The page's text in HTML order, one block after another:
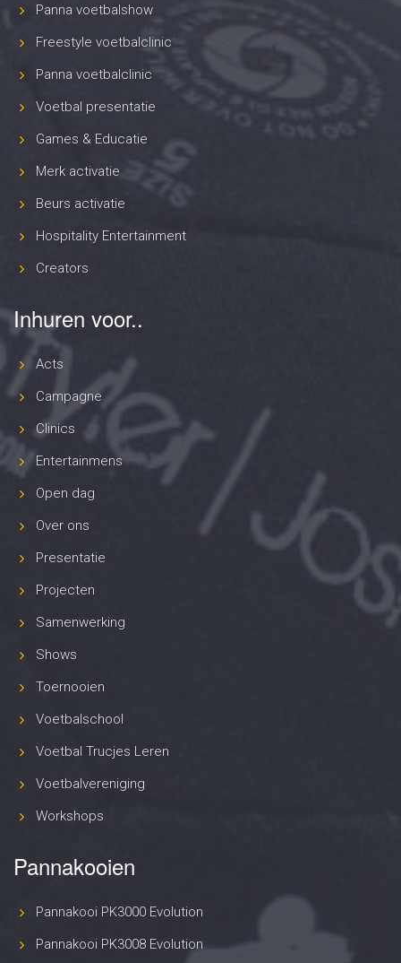
Panna voetbalshow
Freestyle voetbalclinic
Panna voetbalclinic
Voetbal presentatie
Games & Educatie
Merk activatie
Beurs activatie
Hospitality Entertainment
Creators
Inhuren voor..
Acts
Campagne
Clinics
Entertainmens
Open dag
Over ons
Presentatie
Projecten
Samenwerking
Shows
Toernooien
Voetbalschool
Voetbal Trucjes Leren
Voetbalvereniging
Workshops
Pannakooien
Pannakooi PK3000 Evolution
Pannakooi PK3008 Evolution